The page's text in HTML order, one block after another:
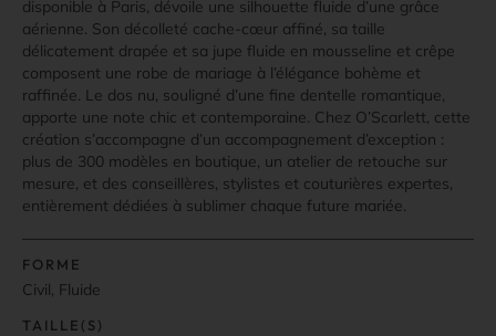
disponible à Paris, dévoile une silhouette fluide d’une grâce
aérienne. Son décolleté cache-cœur affiné, sa taille
délicatement drapée et sa jupe fluide en mousseline et crêpe
composent une robe de mariage à l’élégance bohème et
raffinée. Le dos nu, souligné d’une fine dentelle romantique,
apporte une note chic et contemporaine. Chez O’Scarlett, cette
création s’accompagne d’un accompagnement d’exception :
plus de 300 modèles en boutique, un atelier de retouche sur
mesure, et des conseillères, stylistes et couturières expertes,
entièrement dédiées à sublimer chaque future mariée.
FORME
Civil, Fluide
TAILLE(S)